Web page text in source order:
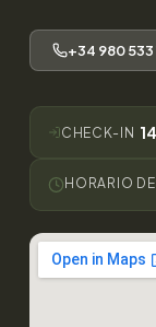
+34 980 533
CHECK-IN
HORARIO